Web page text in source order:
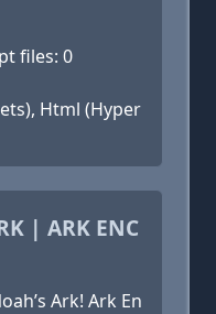
files: 0
Html (Hyper
| ARK ENC
Ark! Ark En